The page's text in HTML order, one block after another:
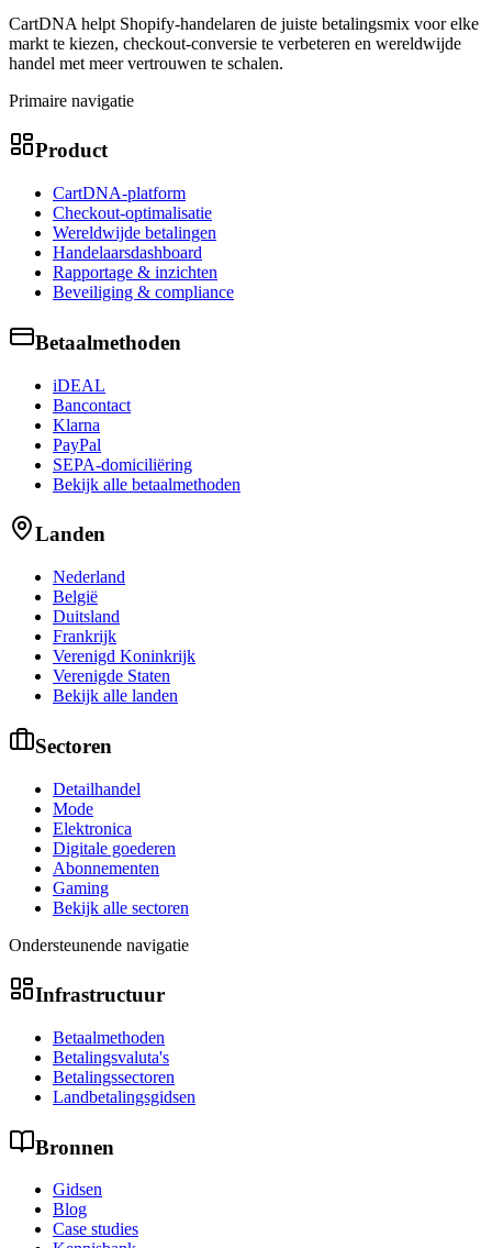
CartDNA helpt Shopify-handelaren de juiste betalingsmix voor elke
markt te kiezen, checkout-conversie te verbeteren en wereldwijde
handel met meer vertrouwen te schalen.
Primaire navigatie
Product
CartDNA-platform
Checkout-optimalisatie
Wereldwijde betalingen
Handelaarsdashboard
Rapportage & inzichten
Beveiliging & compliance
Betaalmethoden
iDEAL
Bancontact
Klarna
PayPal
SEPA-domiciliëring
Bekijk alle betaalmethoden
Landen
Nederland
België
Duitsland
Frankrijk
Verenigd Koninkrijk
Verenigde Staten
Bekijk alle landen
Sectoren
Detailhandel
Mode
Elektronica
Digitale goederen
Abonnementen
Gaming
Bekijk alle sectoren
Ondersteunende navigatie
Infrastructuur
Betaalmethoden
Betalingsvaluta's
Betalingssectoren
Landbetalingsgidsen
Bronnen
Gidsen
Blog
Case studies